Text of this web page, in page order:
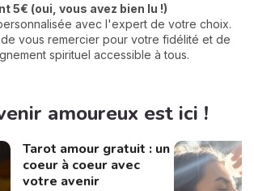
5€ (oui, vous avez bien lu !)
avec l'expert de votre choix.
vous remercier pour votre fidélité et de
spirituel accessible à tous.
amoureux est ici !
Tarot amour gratuit : un
coeur à coeur avec
votre avenir